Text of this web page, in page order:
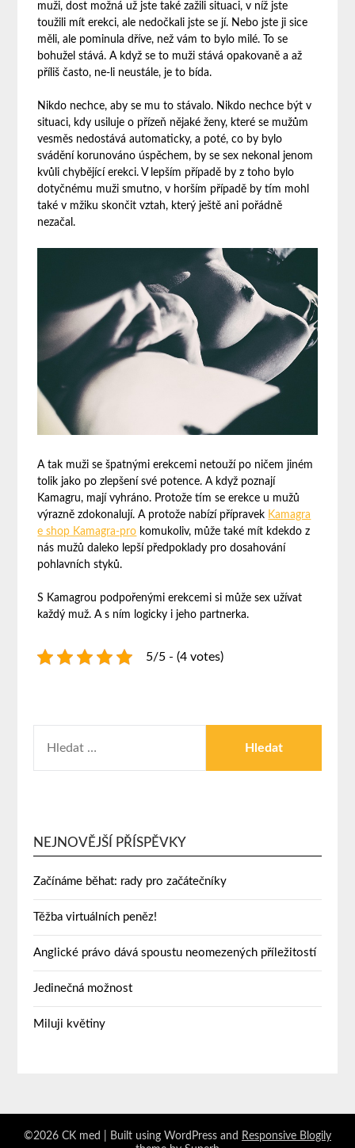
muži, dost možná už jste také zažili situaci, v níž jste
toužili mít erekci, ale nedočkali jste se jí. Nebo jste ji sice
měli, ale pominula dříve, než vám to bylo milé. To se
bohužel stává. A když se to muži stává opakovaně a až
příliš často, ne-li neustále, je to bída.
Nikdo nechce, aby se mu to stávalo. Nikdo nechce být v
situaci, kdy usiluje o přízeň nějaké ženy, které se mužům
vesměs nedostává automaticky, a poté, co by bylo
svádění korunováno úspěchem, by se sex nekonal jenom
kvůli chybějící erekci. V lepším případě by z toho bylo
dotyčnému muži smutno, v horším případě by tím mohl
také v mžiku skončit vztah, který ještě ani pořádně
nezačal.
A tak muži se špatnými erekcemi netouží po ničem jiném
tolik jako po zlepšení své potence. A když poznají
Kamagru, mají vyhráno. Protože tím se erekce u mužů
výrazně zdokonalují. A protože nabízí přípravek Kamagra
e shop Kamagra-pro komukoliv, může také mít kdekdo z
nás mužů daleko lepší předpoklady pro dosahování
pohlavních styků.
S Kamagrou podpořenými erekcemi si může sex užívat
každý muž. A s ním logicky i jeho partnerka.
5/5 - (4 votes)
NEJNOVĚJŠÍ PŘÍSPĚVKY
Začínáme běhat: rady pro začátečníky
Těžba virtuálních peněz!
Anglické právo dává spoustu neomezených příležitostí
Jedinečná možnost
Miluji květiny
©2026 CK med | Built using WordPress and Responsive Blogily